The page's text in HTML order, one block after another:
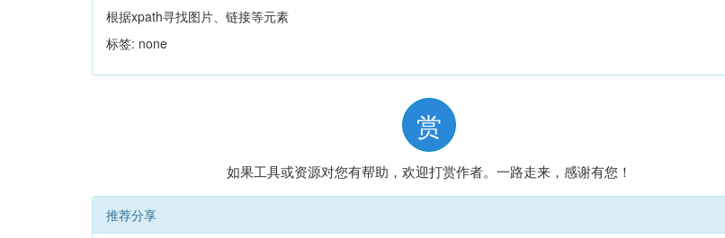
根据xpath寻找图片、链接等元素
标签: none
赏
如果工具或资源对您有帮助，欢迎打赏作者。一路走来，感谢有您！
推荐分享